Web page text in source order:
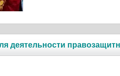
деятельности